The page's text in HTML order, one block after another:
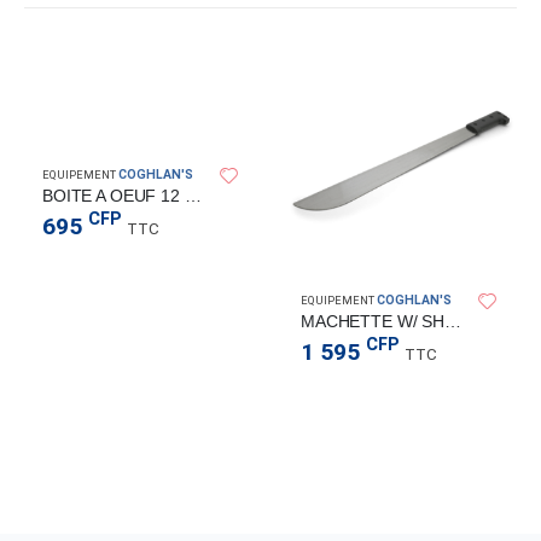
EQUIPEMENTCOGHLAN'S
695 CFP TTC
EQUIPEMENTCOGHLAN'S
1 595 CFP TTC